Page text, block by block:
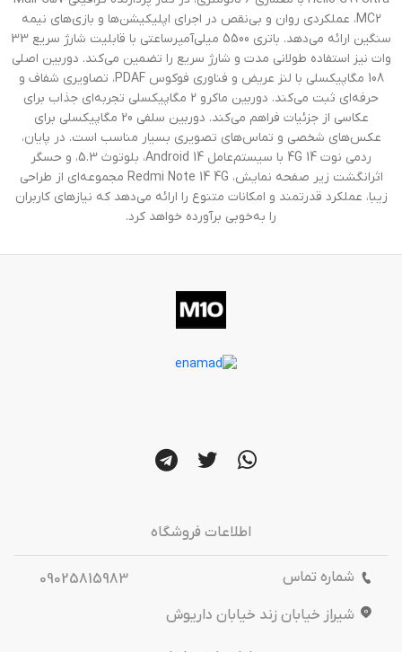
MC2، عملکردی روان و بی‌نقص در اجرای اپلیکیشن‌ها و بازی‌های نیمه
سنگین ارائه می‌دهد. باتری 5500 میلی‌آمپرساعتی با قابلیت شارژ سریع 33
وات نیز استفاده طولانی ‌مدت و شارژ سریع را تضمین می‌کند. دوربین اصلی
108 مگاپیکسلی با لنز عریض و فناوری فوکوس PDAF، تصاویری شفاف و
حرفه‌ای ثبت می‌کند. دوربین ماکرو 2 مگاپیکسلی تجربه‌ای جذاب برای
عکاسی از جزئیات فراهم می‌کند. دوربین سلفی 20 مگاپیکسلی برای
عکس‌های شخصی و تماس‌های تصویری بسیار مناسب است. در پایان،
ردمی نوت 14 4G با سیستم‌عامل Android 14، بلوتوث 5.3، و حسگر
اثرانگشت زیر صفحه نمایش، Redmi Note 14 4G مجموعه‌ای از طراحی
زیبا، عملکرد قدرتمند و امکانات متنوع را ارائه می‌دهد که نیازهای کاربران
را به‌خوبی برآورده خواهد کرد.
اطلاعات فروشگاه
شماره تماس
09025815983
شیراز خیابان زند خیابان داریوش